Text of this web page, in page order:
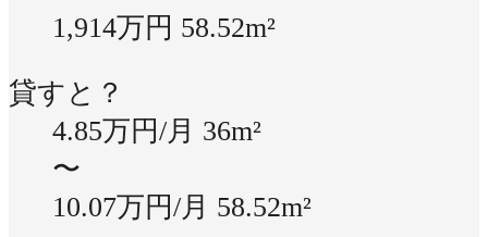
1,914万円 58.52m²
貸すと？
4.85万円/月 36m²
〜
10.07万円/月 58.52m²